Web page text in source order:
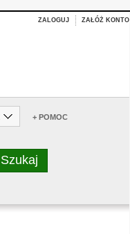
ZALOGUJ ZAŁÓŻ KONTO
+ POMOC